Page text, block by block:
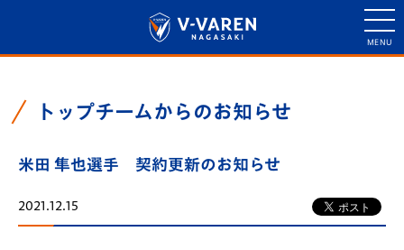
トップチームからのお知らせ
米田 隼也選手 契約更新のお知らせ
2021.12.15